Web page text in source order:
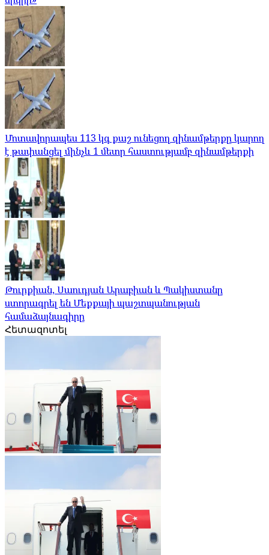
Մոտավորապես 113 կգ քաշ ունեցող զինամթերքը կարող
է թափանցել մինչև 1 մետր հաստությամբ զինամթերքի
Թուրքիան, Սաուդյան Արաբիան և Պակիստանը
ստորագրել են Մեքքայի պաշտպանության
համաձայնագիրը
Հետազոտել